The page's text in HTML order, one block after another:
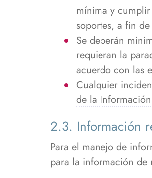
mínima y
soportes, a fin
Se deberán
requieran la
acuerdo con las
Cualquier
de la Información
2.3. Información
Para el manejo de
para la información de